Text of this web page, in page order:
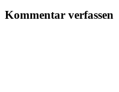
Kommentar verfassen